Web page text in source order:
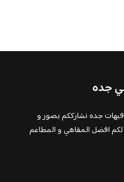
جده
جده نشارككم بصور و
افضل المقاهي و المطاعم